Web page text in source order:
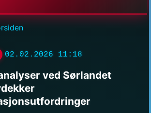
02.02.2026 11:18
ved Sørlandet